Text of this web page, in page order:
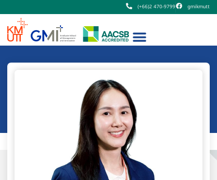
(+66)2 470-9799 gmikmutt